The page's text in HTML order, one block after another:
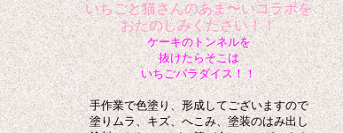
いちごと猫さんのあま〜いコラボを
おたのしみください！！
ケーキのトンネルを
抜けたらそこは
いちごパラダイス！！
手作業で色塗り、形成してございますので
塗りムラ、キズ、へこみ、塗装のはみ出し